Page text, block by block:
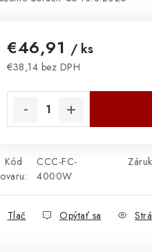
€46,91 / ks
€38,14 bez DPH
Kód
CCC-FC-
4000W
Tlač Opýtať sa